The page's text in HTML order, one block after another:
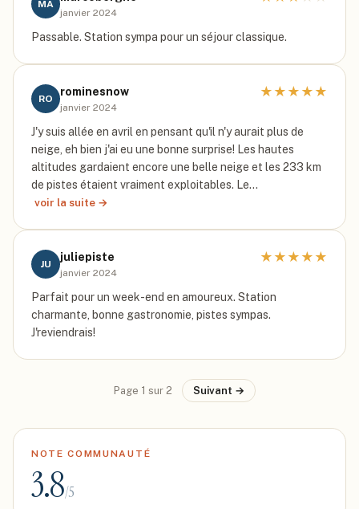
MA
janvier 2024
Passable. Station sympa pour un séjour classique.
RO
rominesnow
janvier 2024
★ ★ ★ ★ ★
J'y suis allée en avril en pensant qu'il n'y aurait plus de
neige, eh bien j'ai eu une bonne surprise! Les hautes
altitudes gardaient encore une belle neige et les 233 km
de pistes étaient vraiment exploitables. Le…
voir la suite →
JU
juliepiste
janvier 2024
★ ★ ★ ★ ★
Parfait pour un week-end en amoureux. Station
charmante, bonne gastronomie, pistes sympas.
J'reviendrais!
Page 1 sur 2 Suivant →
NOTE COMMUNAUTÉ
3.8/5